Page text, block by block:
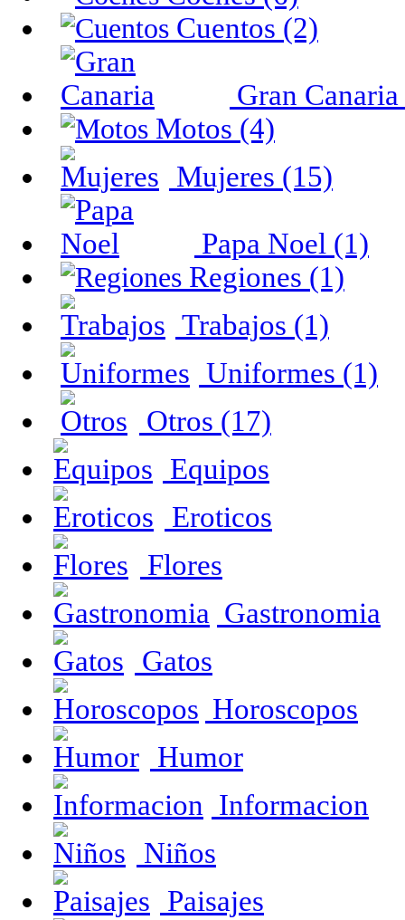
Cuentos (2)
Gran
Motos (4)
Mujeres (15)
Papa Noel (1)
Regiones (1)
Trabajos (1)
Uniformes (1)
Otros (17)
Equipos
Eroticos
Flores
Gastronomia
Gatos
Horoscopos
Humor
Informacion
Niños
Paisajes